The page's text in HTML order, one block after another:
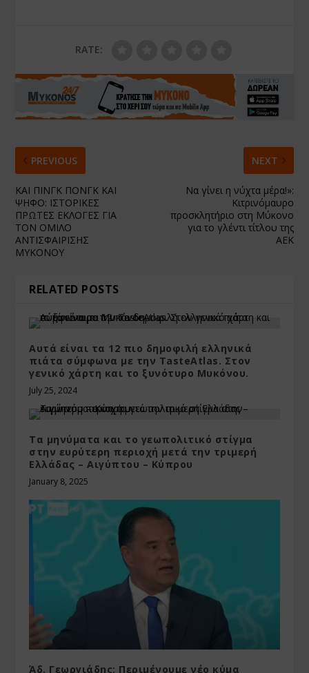
RATE:
PREVIOUS
ΚΑΙ ΠΙΝΓΚ ΠΟΝΓΚ ΚΑΙ
ΨΗΦΟ: ΙΣΤΟΡΙΚΕΣ
ΠΡΩΤΕΣ ΕΚΛΟΓΕΣ ΓΙΑ
ΤΟΝ ΟΜΙΛΟ
ΑΝΤΙΣΦΑΙΡΙΣΗΣ
ΜΥΚΟΝΟΥ
NEXT
Να γίνει η νύχτα μέρα!»:
Κιτρινόμαυρο
προσκλητήριο στη Μύκονο
για το γλέντι τίτλου της
ΑΕΚ
RELATED POSTS
Αυτά είναι τα 12 πιο δημοφιλή ελληνικά
πιάτα σύμφωνα με την TasteAtlas. Στον
γενικό χάρτη και το ξυνότυρο Μυκόνου.
July 25, 2024
Τα μηνύματα και το γεωπολιτικό στίγμα
στην ευρύτερη περιοχή μετά την τριμερή
Ελλάδας – Αιγύπτου – Κύπρου
January 8, 2025
Άδ. Γεωργιάδης: Περιμένουμε νέο κύμα